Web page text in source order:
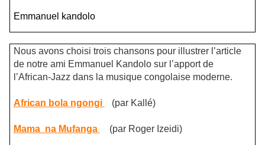
Emmanuel kandolo
Nous avons choisi trois chansons pour illustrer l’article
de notre ami Emmanuel Kandolo sur l’apport de
l’African-Jazz dans la musique congolaise moderne.
African bola ngongi (par Kallé)
Mama na Mufanga (par Roger Izeidi)